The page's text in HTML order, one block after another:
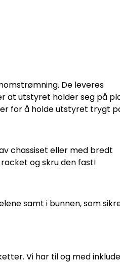
De leveres
at utstyret holder seg på
for å holde utstyret trygt
chassiset eller med bredt
og skru den fast!
samt i bunnen, som
Vi har til og med